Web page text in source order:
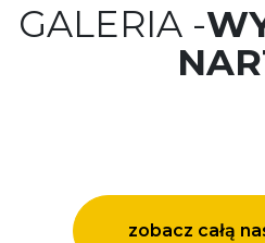
GALERIA -
zobacz całą